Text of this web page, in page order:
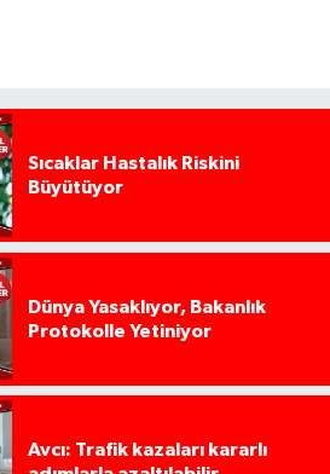
Sıcaklar Hastalık Riskini
Büyütüyor
Dünya Yasaklıyor, Bakanlık
Protokolle Yetiniyor
Avcı: Trafik kazaları kararlı